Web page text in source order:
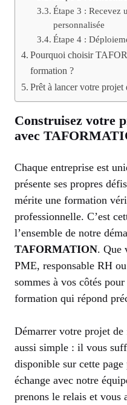
Étape 3 : Recevez
personnalisée
Étape 4 :
Pourquoi choisir
formation ?
Prêt à lancer votre projet
Construisez votre
avec
Chaque entreprise est
présente ses propres
mérite une formation
professionnelle. C’est
l’ensemble de notre
TAFORMATION. Que
PME, responsable RH
sommes à vos côtés
formation qui répond
Démarrer votre projet de
aussi simple : il vous
disponible sur cette
échange avec notre
prenons le relais et vous